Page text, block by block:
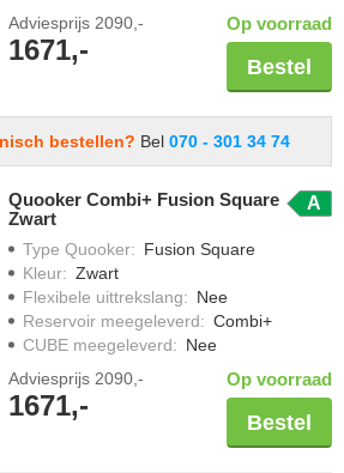
Adviesprijs 2090,-
1671,-
Op voorraad
Bestel
bestellen? Bel 070 - 301 34 74
Quooker Combi+ Fusion Square
Zwart
A
Type Quooker: Fusion Square
Kleur: Zwart
Flexibele uittrekslang: Nee
Reservoir meegeleverd: Combi+
CUBE meegeleverd: Nee
Adviesprijs 2090,-
1671,-
Op voorraad
Bestel